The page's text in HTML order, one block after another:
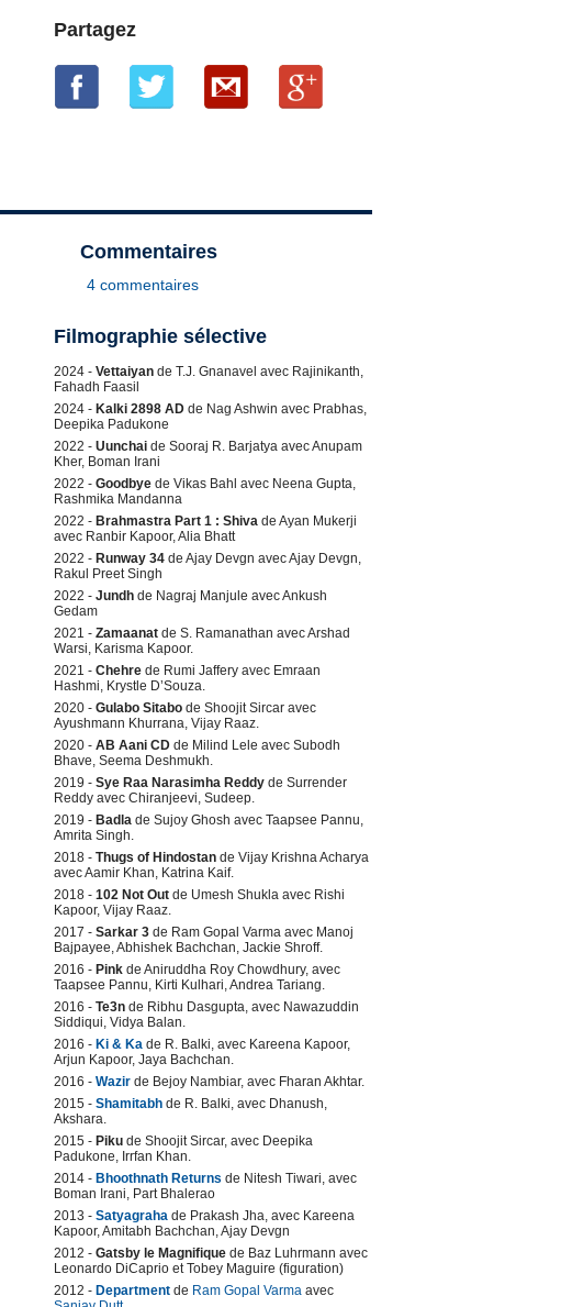
Partagez
Commentaires
4 commentaires
Filmographie sélective
2024 - Vettaiyan de T.J. Gnanavel avec Rajinikanth,
Fahadh Faasil
2024 - Kalki 2898 AD de Nag Ashwin avec Prabhas,
Deepika Padukone
2022 - Uunchai de Sooraj R. Barjatya avec Anupam
Kher, Boman Irani
2022 - Goodbye de Vikas Bahl avec Neena Gupta,
Rashmika Mandanna
2022 - Brahmastra Part 1 : Shiva de Ayan Mukerji
avec Ranbir Kapoor, Alia Bhatt
2022 - Runway 34 de Ajay Devgn avec Ajay Devgn,
Rakul Preet Singh
2022 - Jundh de Nagraj Manjule avec Ankush
Gedam
2021 - Zamaanat de S. Ramanathan avec Arshad
Warsi, Karisma Kapoor.
2021 - Chehre de Rumi Jaffery avec Emraan
Hashmi, Krystle D’Souza.
2020 - Gulabo Sitabo de Shoojit Sircar avec
Ayushmann Khurrana, Vijay Raaz.
2020 - AB Aani CD de Milind Lele avec Subodh
Bhave, Seema Deshmukh.
2019 - Sye Raa Narasimha Reddy de Surrender
Reddy avec Chiranjeevi, Sudeep.
2019 - Badla de Sujoy Ghosh avec Taapsee Pannu,
Amrita Singh.
2018 - Thugs of Hindostan de Vijay Krishna Acharya
avec Aamir Khan, Katrina Kaif.
2018 - 102 Not Out de Umesh Shukla avec Rishi
Kapoor, Vijay Raaz.
2017 - Sarkar 3 de Ram Gopal Varma avec Manoj
Bajpayee, Abhishek Bachchan, Jackie Shroff.
2016 - Pink de Aniruddha Roy Chowdhury, avec
Taapsee Pannu, Kirti Kulhari, Andrea Tariang.
2016 - Te3n de Ribhu Dasgupta, avec Nawazuddin
Siddiqui, Vidya Balan.
2016 - Ki & Ka de R. Balki, avec Kareena Kapoor,
Arjun Kapoor, Jaya Bachchan.
2016 - Wazir de Bejoy Nambiar, avec Fharan Akhtar.
2015 - Shamitabh de R. Balki, avec Dhanush,
Akshara.
2015 - Piku de Shoojit Sircar, avec Deepika
Padukone, Irrfan Khan.
2014 - Bhoothnath Returns de Nitesh Tiwari, avec
Boman Irani, Part Bhalerao
2013 - Satyagraha de Prakash Jha, avec Kareena
Kapoor, Amitabh Bachchan, Ajay Devgn
2012 - Gatsby le Magnifique de Baz Luhrmann avec
Leonardo DiCaprio et Tobey Maguire (figuration)
2012 - Department de Ram Gopal Varma avec